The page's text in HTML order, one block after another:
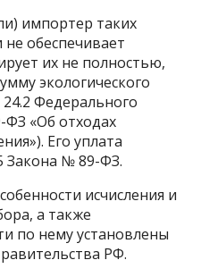
импортер таких
обеспечивает
их не полностью,
экологического
Федерального
ФЗ «Об отходах
Его уплата
Закона № 89-ФЗ.
исчисления и
а также
по нему установлены
РФ.